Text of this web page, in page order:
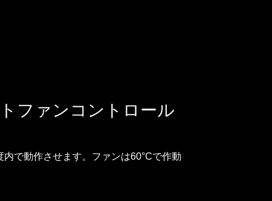
ファンコントロール
で動作させます。ファンは60°Cで作動